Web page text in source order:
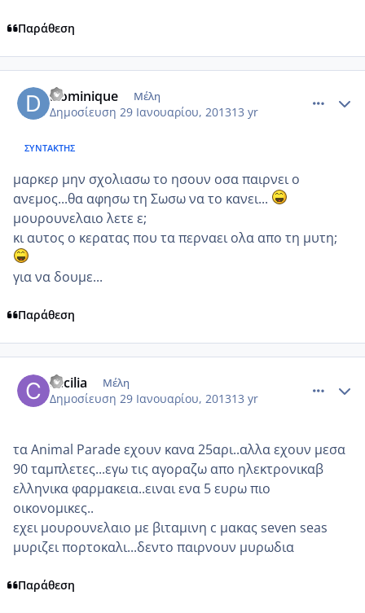
Παράθεση
Dominique Μέλη
Δημοσίευση 29 Ιανουαρίου, 201313 yr
ΣΥΝΤΆΚΤΗΣ
μαρκερ μην σχολιασω το ησουν οσα παιρνει ο
ανεμος...θα αφησω τη Σωσω να το κανει...
μουρουνελαιο λετε ε;
κι αυτος ο κερατας που τα περναει ολα απο τη μυτη;
για να δουμε...
Παράθεση
cecilia Μέλη
Δημοσίευση 29 Ιανουαρίου, 201313 yr
τα Animal Parade εχουν κανα 25αρι..αλλα εχουν μεσα
90 ταμπλετες...εγω τις αγοραζω απο ηλεκτρονικαβ
ελληνικα φαρμακεια..ειναι ενα 5 ευρω πιο
οικονομικες..
εχει μουρουνελαιο με βιταμινη c μακας seven seas
μυριζει πορτοκαλι...δεντο παιρνουν μυρωδια
Παράθεση